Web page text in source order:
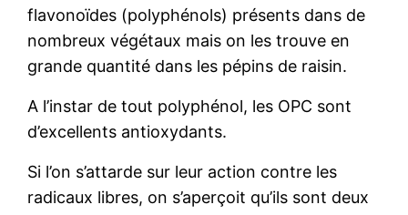
flavonoïdes (polyphénols) présents dans de
nombreux végétaux mais on les trouve en
grande quantité dans les pépins de raisin.
A l’instar de tout polyphénol, les OPC sont
d’excellents antioxydants.
Si l’on s’attarde sur leur action contre les
radicaux libres, on s’aperçoit qu’ils sont deux